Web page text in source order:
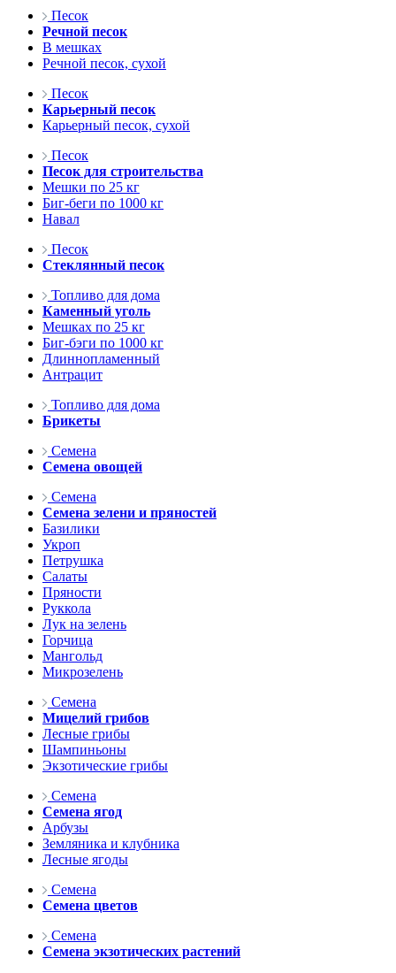
Песок
Речной песок
В мешках
Речной песок, сухой
Песок
Карьерный песок
Карьерный песок, сухой
Песок
Песок для строительства
Мешки по 25 кг
Биг-беги по 1000 кг
Навал
Песок
Стеклянный песок
Топливо для дома
Каменный уголь
Мешках по 25 кг
Биг-бэги по 1000 кг
Длиннопламенный
Антрацит
Топливо для дома
Брикеты
Семена
Семена овощей
Семена
Семена зелени и пряностей
Базилики
Укроп
Петрушка
Салаты
Пряности
Руккола
Лук на зелень
Горчица
Мангольд
Микрозелень
Семена
Мицелий грибов
Лесные грибы
Шампиньоны
Экзотические грибы
Семена
Семена ягод
Арбузы
Земляника и клубника
Лесные ягоды
Семена
Семена цветов
Семена
Семена экзотических растений